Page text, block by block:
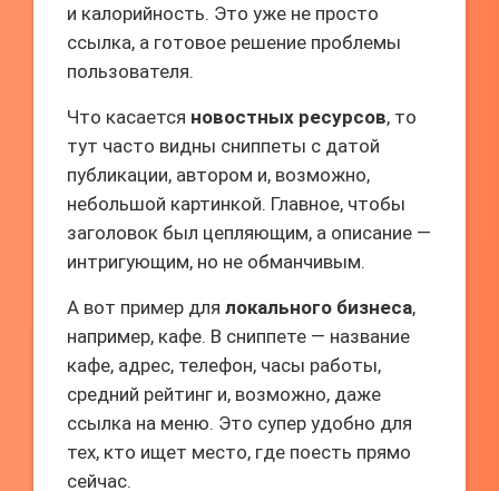
и калорийность. Это уже не просто
ссылка, а готовое решение проблемы
пользователя.
Что касается новостных ресурсов, то
тут часто видны сниппеты с датой
публикации, автором и, возможно,
небольшой картинкой. Главное, чтобы
заголовок был цепляющим, а описание —
интригующим, но не обманчивым.
А вот пример для локального бизнеса,
например, кафе. В сниппете — название
кафе, адрес, телефон, часы работы,
средний рейтинг и, возможно, даже
ссылка на меню. Это супер удобно для
тех, кто ищет место, где поесть прямо
сейчас.